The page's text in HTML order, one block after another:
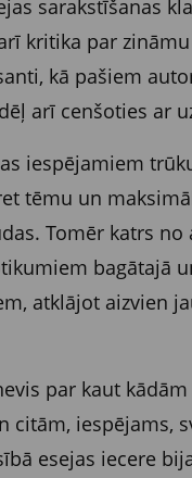
sarakstīšanas
kritika par
kā pašiem
arī cenšoties ar
iespējamiem
tēmu un
Tomēr katrs
bagātajā
atklājot aizvien
par kaut
citām, iespējams,
esejas iecere